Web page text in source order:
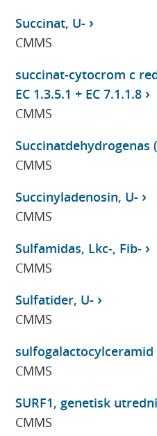
Succinat, U-
CMMS
succinat-cytocrom c
EC 1.3.5.1 + EC 7.1.1.8
CMMS
Succinatdehydrogenas
CMMS
Succinyladenosin, U-
CMMS
Sulfamidas, Lkc-, Fib-
CMMS
Sulfatider, U-
CMMS
sulfogalactocylceramid
CMMS
SURF1, genetisk
CMMS